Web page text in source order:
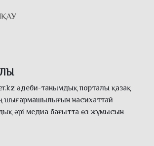
әдеби-танымдық порталы қазақ
шығармашылығын насихаттай
әрі медиа бағытта өз жұмысын